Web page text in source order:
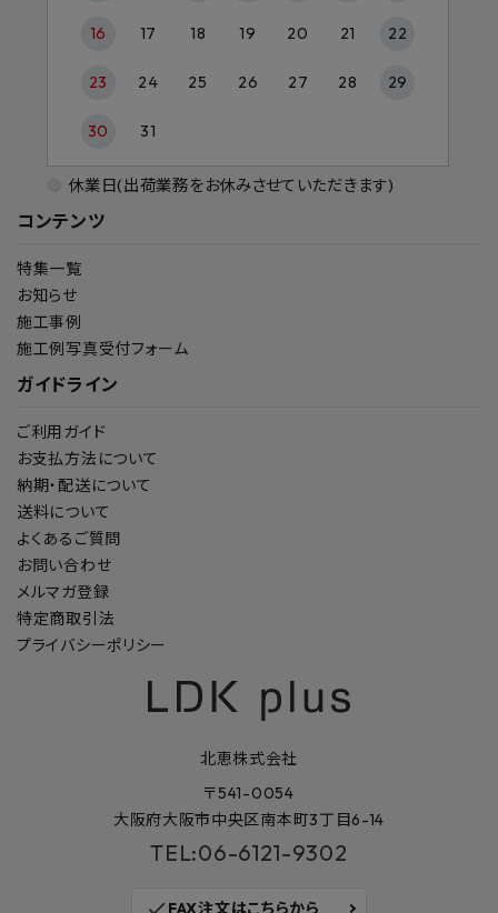
コンテンツ
特集一覧
お知らせ
施工事例
施工例写真受付フォーム
ガイドライン
ご利用ガイド
お支払方法について
納期・配送について
送料について
よくあるご質問
お問い合わせ
メルマガ登録
特定商取引法
プライバシーポリシー
16 17 18 19 20 21 22
23 24 25 26 27 28 29
30 31
休業日(出荷業務をお休みさせていただきます)
北恵株式会社
〒541-0054
大阪府大阪市中央区南本町3丁目6-14
TEL:06-6121-9302
FAX注文はこちらから